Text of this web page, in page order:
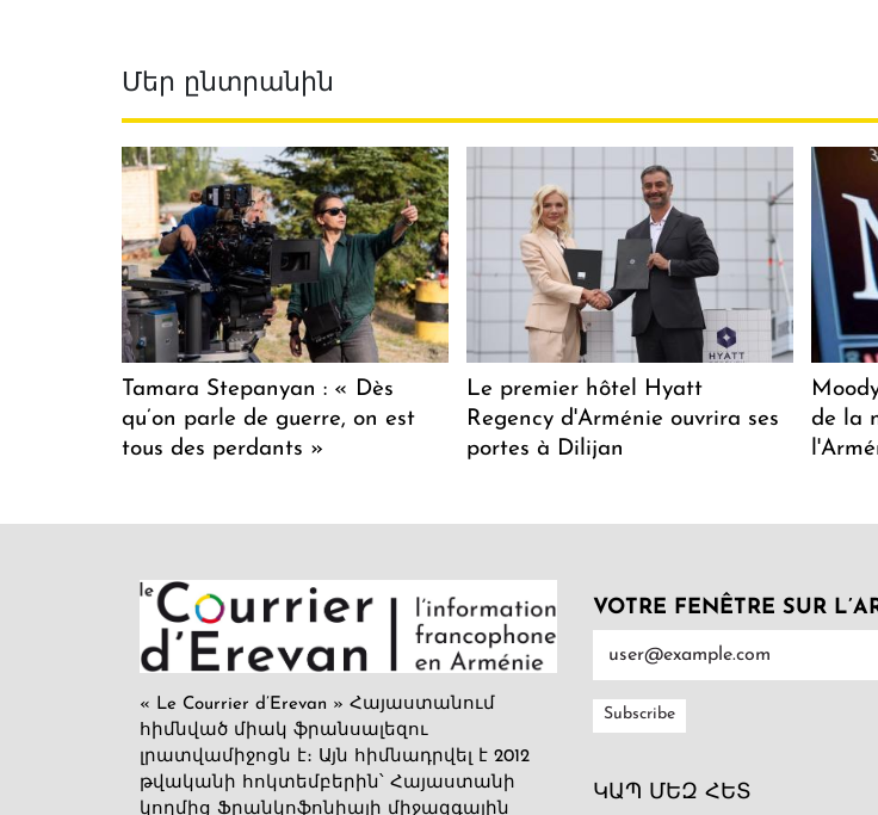
Մեր ընտրանին
Tamara Stepanyan : « Dès
qu’on parle de guerre, on est
tous des perdants »
Le premier hôtel Hyatt
Regency d'Arménie ouvrira ses
portes à Dilijan
de la
« Le Courrier d’Erevan » Հայաստանում
հիմնված միակ ֆրանսալեզու
լրատվամիջոցն է։ Այն հիմնադրվել է 2012
թվականի հոկտեմբերին՝ Հայաստանի
կողմից Ֆրանկոֆոնիայի միջազգային
VOTRE FENÊTRE SUR
ԿԱՊ ՄԵԶ ՀԵՏ